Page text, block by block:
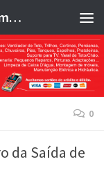
Jean Fabio - Marido de Aluguel em Americana SP e região - JFMA
0
da Saída de